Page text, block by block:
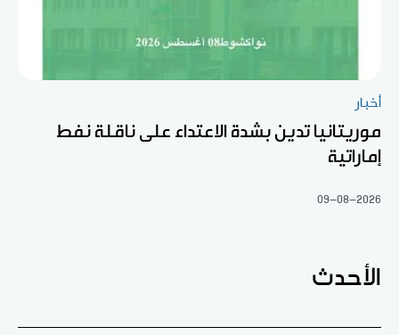
أخبار
موريتانيا تدين بشدة الاعتداء على ناقلة نفط
إماراتية
09-08-2026
الأحدث